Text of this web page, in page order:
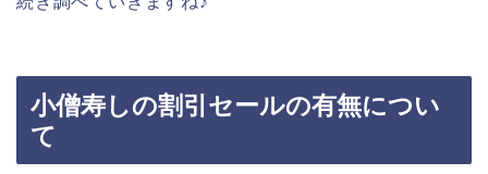
小僧寿しの割引セールの有無につい
て